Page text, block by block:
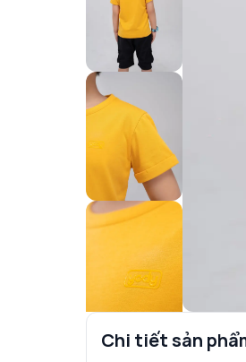
Chi tiết sản